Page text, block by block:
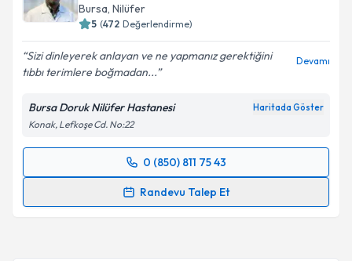
Bursa, Nilüfer
5 (472 Değerlendirme)
Sizi dinleyerek anlayan ve ne yapmanız gerektiğini
tıbbı terimlere boğmadan...
Devamı
Bursa Doruk Nilüfer Hastanesi Haritada Göster
Konak, Lefkoşe Cd. No:22
0 (850) 811 75 43
Randevu Talep Et
Randevu Takvimi Talebi